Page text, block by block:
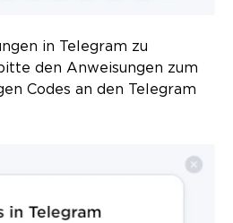
in Telegram zu
den Anweisungen zum
Codes an den Telegram